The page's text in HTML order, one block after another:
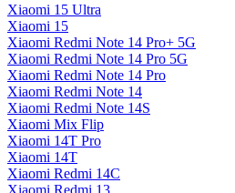
Xiaomi 15 Ultra
Xiaomi 15
Xiaomi Redmi Note 14 Pro+ 5G
Xiaomi Redmi Note 14 Pro 5G
Xiaomi Redmi Note 14 Pro
Xiaomi Redmi Note 14
Xiaomi Redmi Note 14S
Xiaomi Mix Flip
Xiaomi 14T Pro
Xiaomi 14T
Xiaomi Redmi 14C
Xiaomi Redmi 13